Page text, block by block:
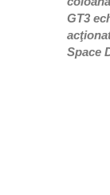
GT3
Space